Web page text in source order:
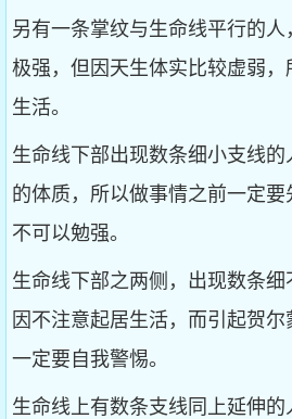
另有一条掌纹与生命线平行的
极强，但因天生体实比较虚弱
生活。
生命线下部出现数条细小支线
的体质，所以做事情之前一定要
不可以勉强。
生命线下部之两侧，出现数条
因不注意起居生活，而引起贺
一定要自我警惕。
生命线上有数条支线同上延伸